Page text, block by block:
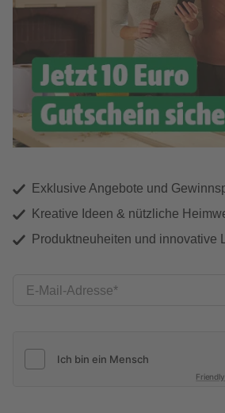
Exklusive Angebote und
Kreative Ideen & nützliche
Produktneuheiten und innovative
E-Mail-Adresse